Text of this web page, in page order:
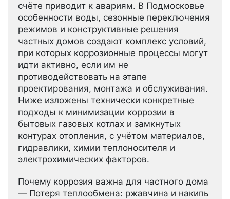
счёте приводит к авариям. В Подмосковье
особенности воды, сезонные переключения
режимов и конструктивные решения
частных домов создают комплекс условий,
при которых коррозионные процессы могут
идти активно, если им не
противодействовать на этапе
проектирования, монтажа и обслуживания.
Ниже изложены технически конкретные
подходы к минимизации коррозии в
бытовых газовых котлах и замкнутых
контурах отопления, с учётом материалов,
гидравлики, химии теплоносителя и
электрохимических факторов.
Почему коррозия важна для частного дома
— Потеря теплообмена: ржавчина и накипь